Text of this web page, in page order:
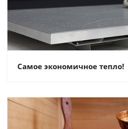
Самое экономичное тепло!